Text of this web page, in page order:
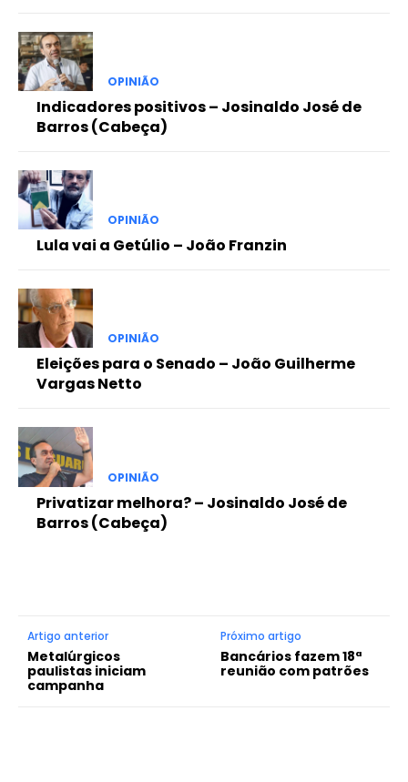
OPINIÃO
Indicadores positivos – Josinaldo José de
Barros (Cabeça)
OPINIÃO
Lula vai a Getúlio – João Franzin
OPINIÃO
Eleições para o Senado – João Guilherme
Vargas Netto
OPINIÃO
Privatizar melhora? – Josinaldo José de
Barros (Cabeça)
Artigo anterior
Metalúrgicos
paulistas iniciam
campanha
Próximo artigo
Bancários fazem 18ª
reunião com patrões